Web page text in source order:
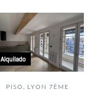
PISO, LYON 7ÈME
Alquilado